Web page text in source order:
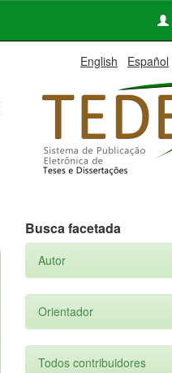
English Español
Busca facetada
Autor
Orientador
Todos contribuidores